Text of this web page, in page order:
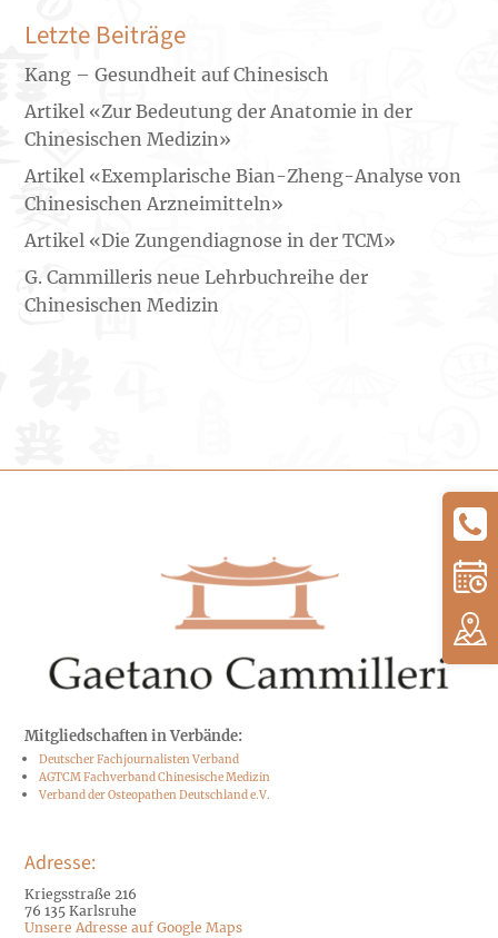
Letzte Beiträge
Kang – Gesundheit auf Chinesisch
Artikel «Zur Bedeutung der Anatomie in der
Chinesischen Medizin»
Artikel «Exemplarische Bian-Zheng-Analyse von
Chinesischen Arzneimitteln»
Artikel «Die Zungendiagnose in der TCM»
G. Cammilleris neue Lehrbuchreihe der
Chinesischen Medizin
Mitgliedschaften in Verbände:
Deutscher Fachjournalisten Verband
AGTCM Fachverband Chinesische Medizin
Verband der Osteopathen Deutschland e.V.
Adresse:
Kriegsstraße 216
76 135 Karlsruhe
Unsere Adresse auf Google Maps